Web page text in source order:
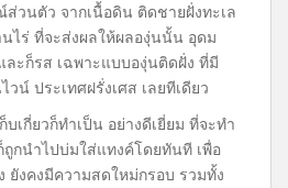
วนตัว จากเนื้อดิน ติดชายฝั่งทะเล
ไร่ ที่จะส่งผลให้ผลองุ่นนั้น อุดม
ะก็รส เฉพาะแบบองุ่นติดฝั่ง ที่มี
น์ ประเทศฝรั่งเศส เลยทีเดียว
บเกี่ยวก็ทำเป็น อย่างดีเยี่ยม ที่จะทำ
กนำไปบ่มใส่แทงค์โดยทันที เพื่อ
ยังคงมีความสดใหม่กรอบ รวมทั้ง